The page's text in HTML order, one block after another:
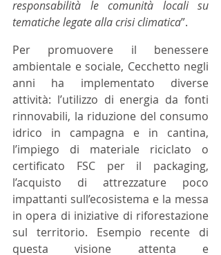
responsabilità le comunità locali su
tematiche legate alla crisi climatica”.
Per promuovere il benessere
ambientale e sociale, Cecchetto negli
anni ha implementato diverse
attività: l’utilizzo di energia da fonti
rinnovabili, la riduzione del consumo
idrico in campagna e in cantina,
l’impiego di materiale riciclato o
certificato FSC per il packaging,
l’acquisto di attrezzature poco
impattanti sull’ecosistema e la messa
in opera di iniziative di riforestazione
sul territorio. Esempio recente di
questa visione attenta e